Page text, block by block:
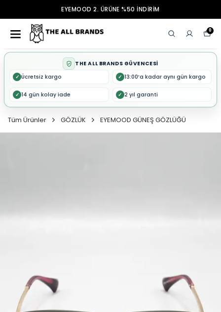
EYEMOOD 2. ÜRÜNE %50 İNDİRİM
0
THE ALL BRANDS GÜVENCESİ
✓ Ücretsiz kargo ✓ 13:00’a kadar aynı gün kargo
✓ 14 gün kolay iade ✓ 2 yıl garanti
Tüm Ürünler GÖZLÜK EYEMOOD GÜNEŞ GÖZLÜĞÜ